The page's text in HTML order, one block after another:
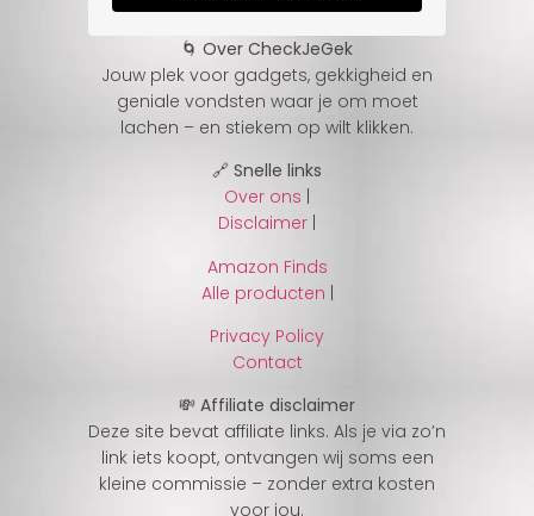
🌀 Over CheckJeGek
Jouw plek voor gadgets, gekkigheid en
geniale vondsten waar je om moet
lachen – en stiekem op wilt klikken.
🔗 Snelle links
Over ons
Disclaimer
Amazon Finds
Alle producten |
Privacy Policy
Contact
💸 Affiliate disclaimer
Deze site bevat affiliate links. Als je via zo’n
link iets koopt, ontvangen wij soms een
kleine commissie – zonder extra kosten
voor jou.